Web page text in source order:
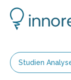
Studien